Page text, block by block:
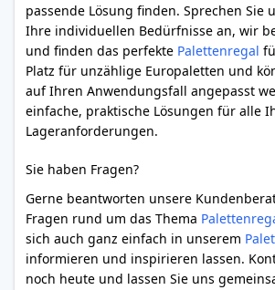
passende Lösung finden. Sprechen Sie
Ihre individuellen Bedürfnisse an, wir
und finden das perfekte Palettenregal
Platz für unzählige Europaletten und
auf Ihren Anwendungsfall angepasst
einfache, praktische Lösungen für alle
Lageranforderungen.
Sie haben Fragen?
Gerne beantworten unsere
Fragen rund um das Thema
sich auch ganz einfach in unserem
informieren und inspirieren lassen.
noch heute und lassen Sie uns